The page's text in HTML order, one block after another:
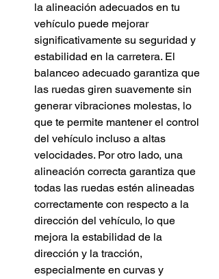
la alineación adecuados en tu
vehículo puede mejorar
significativamente su seguridad y
estabilidad en la carretera. El
balanceo adecuado garantiza que
las ruedas giren suavemente sin
generar vibraciones molestas, lo
que te permite mantener el control
del vehículo incluso a altas
velocidades. Por otro lado, una
alineación correcta garantiza que
todas las ruedas estén alineadas
correctamente con respecto a la
dirección del vehículo, lo que
mejora la estabilidad de la
dirección y la tracción,
especialmente en curvas y